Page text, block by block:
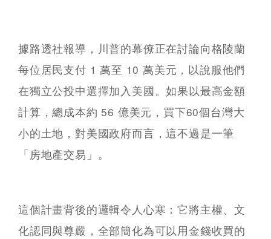
據路透社報導，川普的幕僚正在討論向格陵蘭
每位居民支付 1 萬至 10 萬美元，以說服他們
在獨立公投中選擇加入美國。如果以最高金額
計算，總成本約 56 億美元，買下60個台灣大
小的土地，對美國政府而言，這不過是一筆
「房地產交易」。
這個計畫背後的邏輯令人心寒：它將主權、文
化認同與尊嚴，全部簡化為可以用金錢收買的